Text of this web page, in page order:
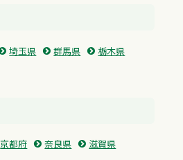
埼玉県 群馬県
栃木県
京都府 奈良県
滋賀県